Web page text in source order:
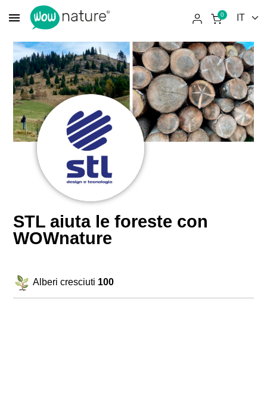
menu 0
STL aiuta le foreste con
WOWnature
Alberi cresciuti 100